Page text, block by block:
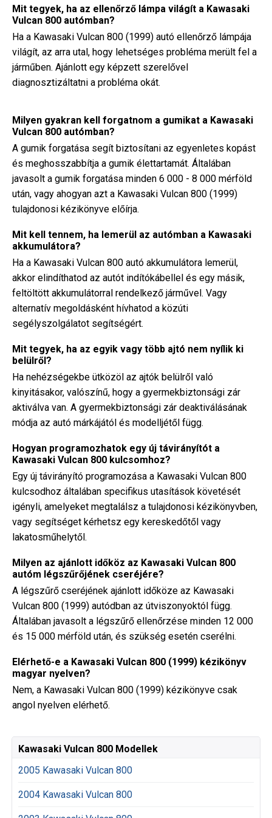
Mit tegyek, ha az ellenőrző lámpa világít a Kawasaki
Vulcan 800 autómban?
Ha a Kawasaki Vulcan 800 (1999) autó ellenőrző lámpája
világít, az arra utal, hogy lehetséges probléma merült fel a
járműben. Ajánlott egy képzett szerelővel
diagnosztizáltatni a probléma okát.
Milyen gyakran kell forgatnom a gumikat a Kawasaki
Vulcan 800 autómban?
A gumik forgatása segít biztosítani az egyenletes kopást
és meghosszabbítja a gumik élettartamát. Általában
javasolt a gumik forgatása minden 6 000 - 8 000 mérföld
után, vagy ahogyan azt a Kawasaki Vulcan 800 (1999)
tulajdonosi kézikönyve előírja.
Mit kell tennem, ha lemerül az autómban a Kawasaki
akkumulátora?
Ha a Kawasaki Vulcan 800 autó akkumulátora lemerül,
akkor elindíthatod az autót indítókábellel és egy másik,
feltöltött akkumulátorral rendelkező járművel. Vagy
alternatív megoldásként hívhatod a közúti
segélyszolgálatot segítségért.
Mit tegyek, ha az egyik vagy több ajtó nem nyílik ki
belülről?
Ha nehézségekbe ütközöl az ajtók belülről való
kinyitásakor, valószínű, hogy a gyermekbiztonsági zár
aktiválva van. A gyermekbiztonsági zár deaktiválásának
módja az autó márkájától és modelljétől függ.
Hogyan programozhatok egy új távirányítót a
Kawasaki Vulcan 800 kulcsomhoz?
Egy új távirányító programozása a Kawasaki Vulcan 800
kulcsodhoz általában specifikus utasítások követését
igényli, amelyeket megtalálsz a tulajdonosi kézikönyvben,
vagy segítséget kérhetsz egy kereskedőtől vagy
lakatosműhelytől.
Milyen az ajánlott időköz az Kawasaki Vulcan 800
autóm légszűrőjének cseréjére?
A légszűrő cseréjének ajánlott időköze az Kawasaki
Vulcan 800 (1999) autódban az útviszonyoktól függ.
Általában javasolt a légszűrő ellenőrzése minden 12 000
és 15 000 mérföld után, és szükség esetén cserélni.
Elérhető-e a Kawasaki Vulcan 800 (1999) kézikönyv
magyar nyelven?
Nem, a Kawasaki Vulcan 800 (1999) kézikönyve csak
angol nyelven elérhető.
Kawasaki Vulcan 800 Modellek
2005 Kawasaki Vulcan 800
2004 Kawasaki Vulcan 800